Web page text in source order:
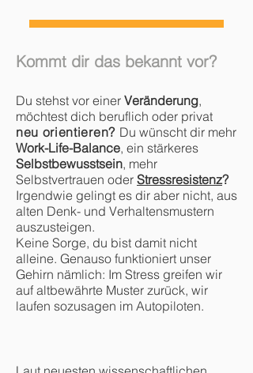
Du stehst vor einer Veränderung,
möchtest dich beruflich oder privat
neu orientieren? Du wünscht dir mehr
Work-Life-Balance, ein stärkeres
Selbstbewusstsein, mehr
Selbstvertrauen oder Stressresistenz?
Irgendwie gelingt es dir aber nicht, aus
alten Denk- und Verhaltensmustern
auszusteigen.
Keine Sorge, du bist damit nicht
alleine. Genauso funktioniert unser
Gehirn nämlich: Im Stress greifen wir
auf altbewährte Muster zurück, wir
laufen sozusagen im Autopiloten.
Kommt dir das bekannt vor?